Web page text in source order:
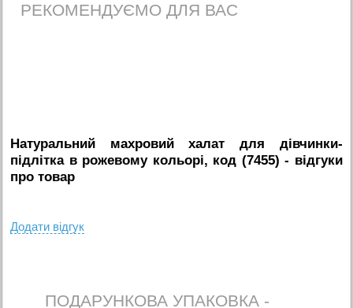
РЕКОМЕНДУЄМО ДЛЯ ВАС
Натуральний махровий халат для дівчинки-
підлітка в рожевому кольорі, код (7455) - вiдгуки
про товар
Додати вiдгук
ПОДАРУНКОВА УПАКОВКА -